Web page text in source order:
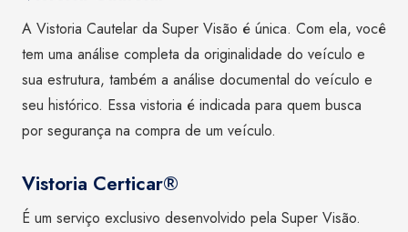
A Vistoria Cautelar da Super Visão é única. Com ela, você
tem uma análise completa da originalidade do veículo e
sua estrutura, também a análise documental do veículo e
seu histórico. Essa vistoria é indicada para quem busca
por segurança na compra de um veículo.
Vistoria Certicar®
É um serviço exclusivo desenvolvido pela Super Visão.